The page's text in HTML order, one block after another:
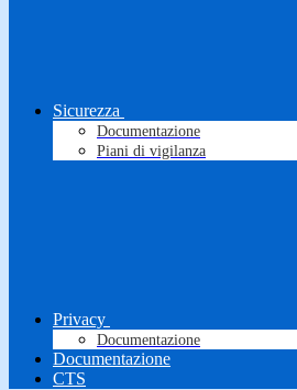
Sicurezza
Documentazione
Piani di vigilanza
Privacy
Documentazione
Documentazione
CTS